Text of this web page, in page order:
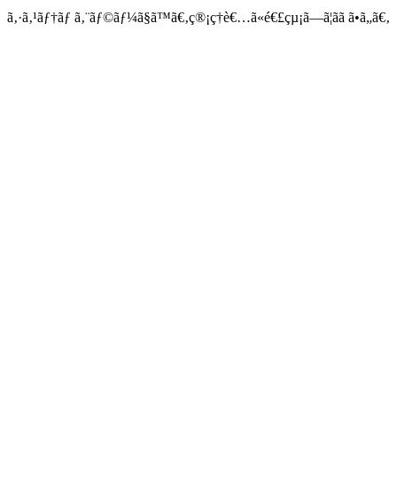
ã‚·ã‚¹ãƒ†ãƒ ã‚¨ãƒ©ãƒ¼ã§ã™ã€‚ç®¡ç†è€…ã«é€£çµ¡ã—ã¦ãã ã•ã„ã€‚